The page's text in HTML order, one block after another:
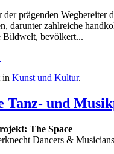
der prägenden
darunter zahlreiche
Bildwelt, bevölkert...
in Kunst und Kultur.
Tanz- und
The Space
Dancers &